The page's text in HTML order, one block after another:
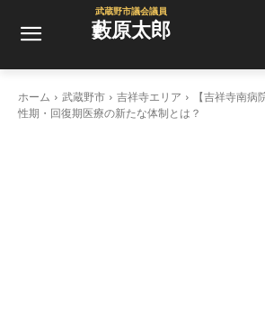
武蔵野市議会議員
藪原太郎
ホーム 武蔵野市 吉祥寺エリア
【吉祥寺南
性期・回復期医療の新たな体制とは？